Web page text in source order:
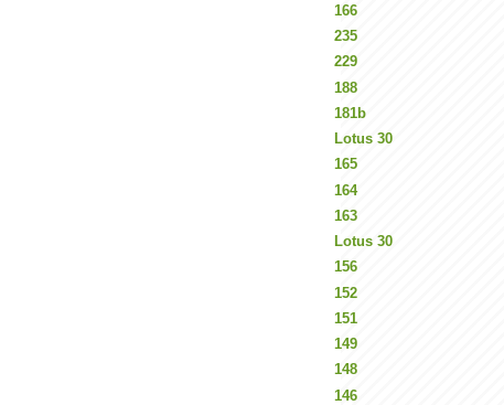
166
235
229
188
181b
Lotus 30
165
164
163
Lotus 30
156
152
151
149
148
146